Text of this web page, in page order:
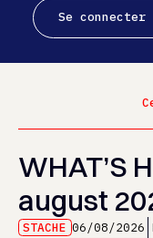
Se connecter
WHAT’S
august
STACHE 06/08/2026